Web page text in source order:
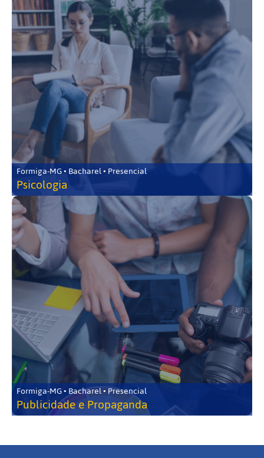
Formiga-MG • Bacharel • Presencial
Psicologia
Formiga-MG • Bacharel • Presencial
Publicidade e Propaganda